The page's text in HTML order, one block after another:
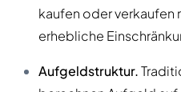
kaufen oder verkaufen
erhebliche
Aufgeldstruktur.